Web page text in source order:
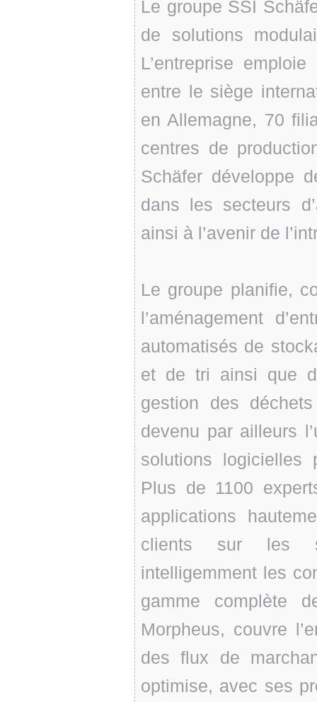
Le groupe SSI
de solutions
L’entreprise
entre le siège
en Allemagne, 70
centres de
Schäfer développe
dans les secteurs
ainsi à l’avenir de
Le groupe planifie,
l’aménagement
automatisés de
et de tri ainsi que
gestion des
devenu par ailleurs
solutions
Plus de 1100
applications
clients sur les
intelligemment les
gamme complète
Morpheus, couvre
des flux de
optimise, avec ses